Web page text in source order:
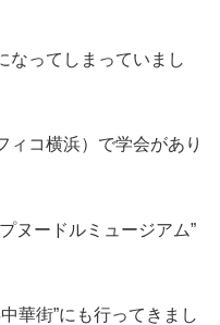
なってしまっていまし
ィコ横浜）で学会があり
ヌードルミュージアム”
華街”にも行ってきまし